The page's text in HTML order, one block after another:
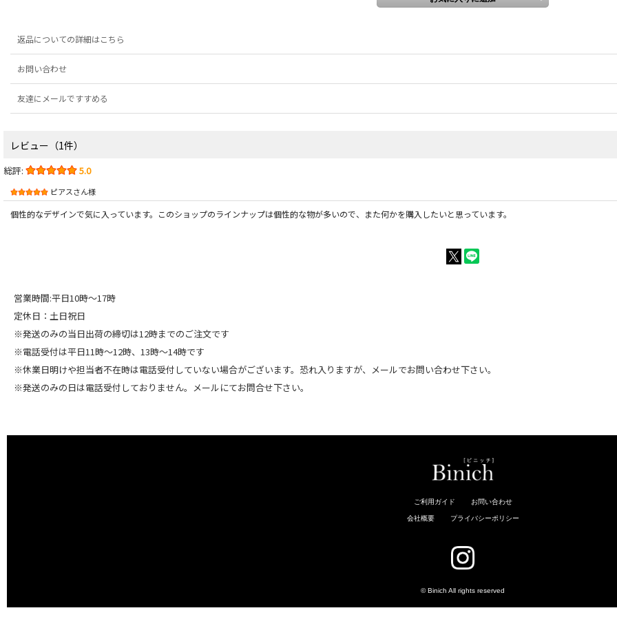
返品についての詳細はこちら
お問い合わせ
友達にメールですすめる
レビュー（1件）
総評: 5.0
ピアスさん様
個性的なデザインで気に入っています。このショップのラインナップは個性的な物が多いので、また何かを購入したいと思っています。
営業時間:平日10時～17時
定休日：土日祝日
※発送のみの当日出荷の締切は12時までのご注文です
※電話受付は平日11時～12時、13時～14時です
※休業日明けや担当者不在時は電話受付していない場合がございます。恐れ入りますが、メールでお問い合わせ下さい。
※発送のみの日は電話受付しておりません。メールにてお問合せ下さい。